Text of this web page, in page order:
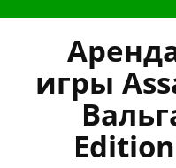
игры
Edition